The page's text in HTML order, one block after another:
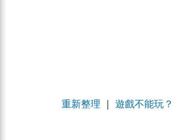
重新整理 遊戲不能玩？